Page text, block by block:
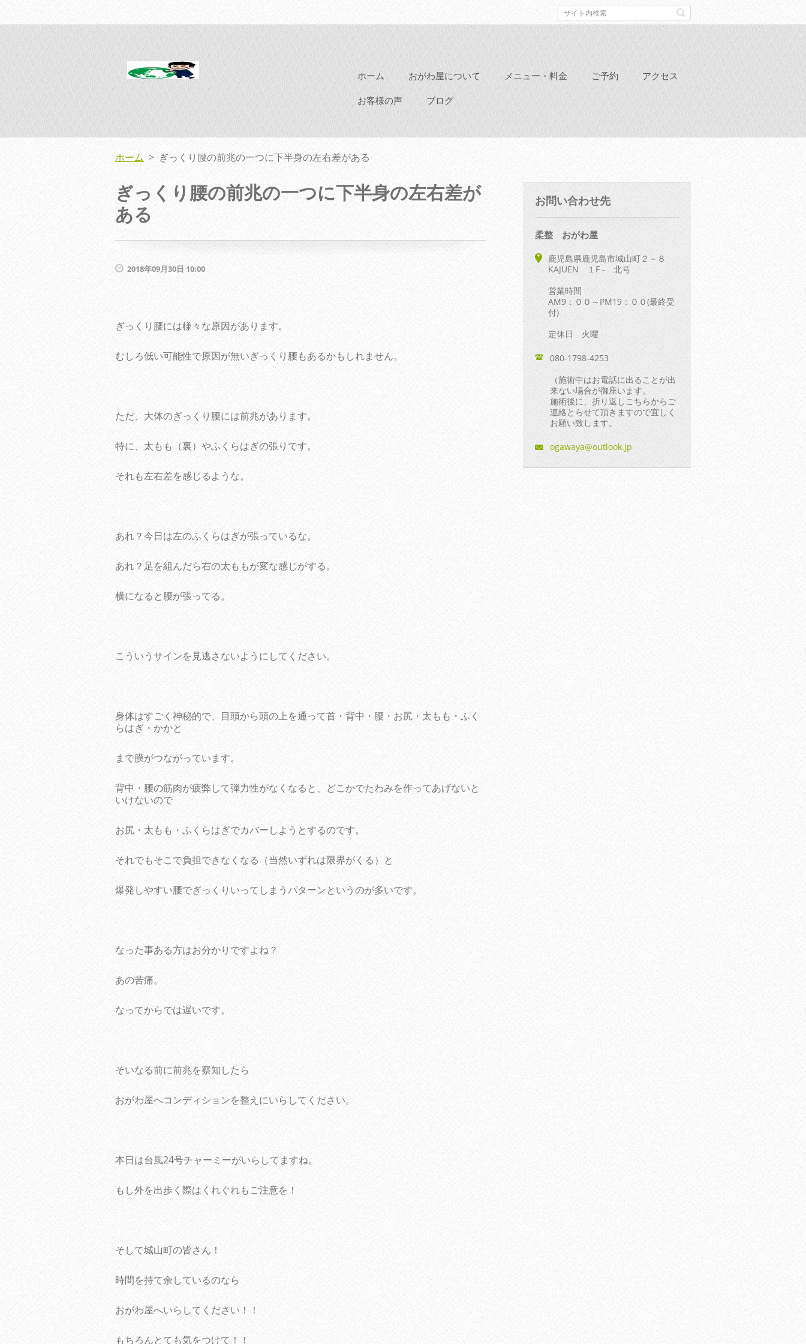
ホーム おがわ屋について メニュー・料金 ご予約 アクセス
お客様の声 ブログ
ホーム > ぎっくり腰の前兆の一つに下半身の左右差がある
ぎっくり腰の前兆の一つに下半身の左右差が
ある
2018年09月30日 10:00
ぎっくり腰には様々な原因があります。
むしろ低い可能性で原因が無いぎっくり腰もあるかもしれません。
ただ、大体のぎっくり腰には前兆があります。
特に、太もも（裏）やふくらはぎの張りです。
それも左右差を感じるような。
あれ？今日は左のふくらはぎが張っているな。
あれ？足を組んだら右の太ももが変な感じがする。
横になると腰が張ってる。
こういうサインを見逃さないようにしてください。
身体はすごく神秘的で、目頭から頭の上を通って首・背中・腰・お尻・太もも・ふく
らはぎ・かかと
まで膜がつながっています。
背中・腰の筋肉が疲弊して弾力性がなくなると、どこかでたわみを作ってあげないと
いけないので
お尻・太もも・ふくらはぎでカバーしようとするのです。
それでもそこで負担できなくなる（当然いずれは限界がくる）と
爆発しやすい腰でぎっくりいってしまうパターンというのが多いです。
なった事ある方はお分かりですよね？
あの苦痛。
なってからでは遅いです。
そいなる前に前兆を察知したら
おがわ屋へコンディションを整えにいらしてください。
本日は台風24号チャーミーがいらしてますね。
もし外を出歩く際はくれぐれもご注意を！
そして城山町の皆さん！
時間を持て余しているのなら
おがわ屋へいらしてください！！
もちろんとても気をつけて！！
お問い合わせ先
柔整 おがわ屋
鹿児島県鹿児島市城山町２－８
KAJUEN １F - 北号
営業時間
AM9：００～PM19：００(最終受
付)
定休日 火曜
080-1798-4253
（施術中はお電話に出ることが出
来ない場合が御座います。
施術後に、折り返しこちらからご
連絡とらせて頂きますので宜しく
お願い致します。
ogawaya@outlook.jp